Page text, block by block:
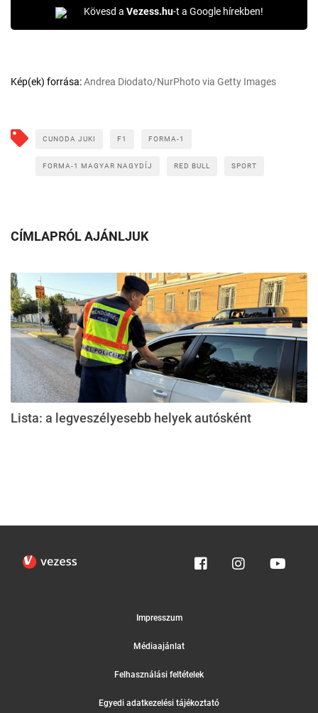
Kövesd a Vezess.hu-t a Google hírekben!
Kép(ek) forrása:Andrea Diodato/NurPhoto via Getty Images
CUNODA JUKI F1 FORMA-1
FORMA-1 MAGYAR NAGYDÍJ RED BULL SPORT
CÍMLAPRÓL AJÁNLJUK
Lista: a legveszélyesebb helyek autósként
Impresszum
Médiaajánlat
Felhasználási feltételek
Egyedi adatkezelési tájékoztató